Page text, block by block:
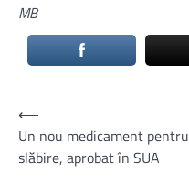
MB
Navigare
în
articole
⟵
Un nou medicament pentru
slăbire, aprobat în SUA